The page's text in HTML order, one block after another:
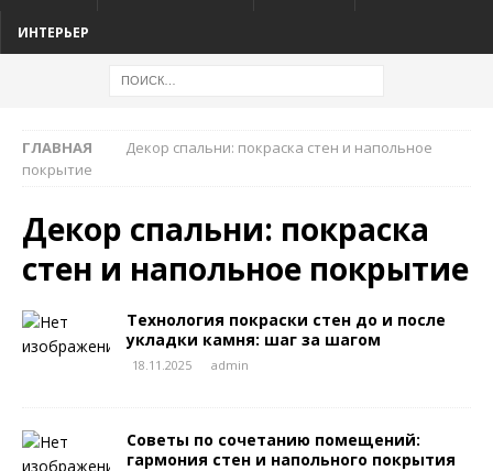
ИНТЕРЬЕР
ГЛАВНАЯ
Декор спальни: покраска стен и напольное
покрытие
Декор спальни: покраска
стен и напольное покрытие
Технология покраски стен до и после
укладки камня: шаг за шагом
18.11.2025 admin
Советы по сочетанию помещений:
гармония стен и напольного покрытия